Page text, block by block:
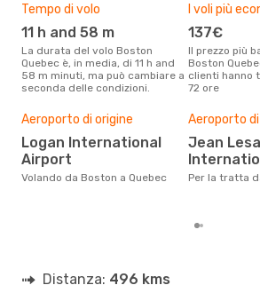
Tempo di volo
11 h and 58 m
La durata del volo Boston
Quebec è, in media, di 11 h and
58 m minuti, ma può cambiare a
seconda delle condizioni.
I voli più
137€
Il prezzo più basso per un volo
Boston
clienti hanno
72 ore
Aeroporto di origine
Logan International
Airport
Volando da Boston a Quebec
Aeroporto
Jean Lesage
Per la tratta
Distanza: 496 kms